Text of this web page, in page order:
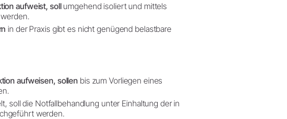
aufweist, sollumgehend isoliert und mittels
in der Praxis gibt es nicht genügend belastbare
aufweisen, sollen bis zum Vorliegen eines
soll die Notfallbehandlung unter Einhaltung der in
werden.